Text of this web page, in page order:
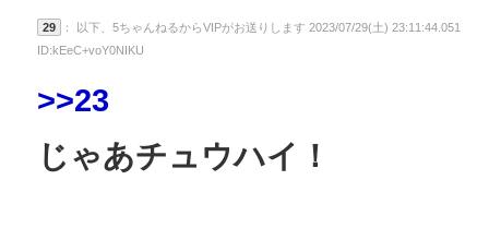
29
： 以下、5ちゃんねるからVIPがお送りします 2023/07/29(土) 23:11:44.051
ID:kEeC+voY0NIKU
>>23
じゃあチュウハイ！